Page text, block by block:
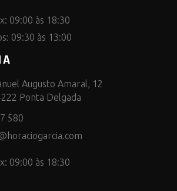
09:00 às 18:30
09:30 às 13:00
Augusto Amaral, 12
Ponta Delgada
580
09:00 às 18:30